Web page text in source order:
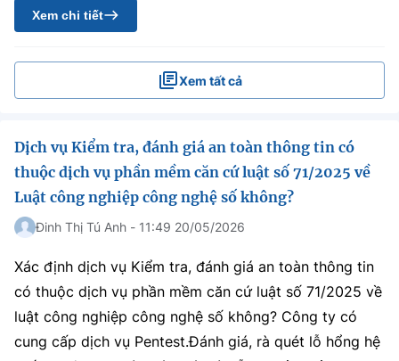
Xem chi tiết
Xem tất cả
Dịch vụ Kiểm tra, đánh giá an toàn thông tin có
thuộc dịch vụ phần mềm căn cứ luật số 71/2025 về
Luật công nghiệp công nghệ số không?
Đinh Thị Tú Anh - 11:49 20/05/2026
Xác định dịch vụ Kiểm tra, đánh giá an toàn thông tin
có thuộc dịch vụ phần mềm căn cứ luật số 71/2025 về
luật công nghiệp công nghệ số không? Công ty có
cung cấp dịch vụ Pentest.Đánh giá, rà quét lỗ hổng hệ